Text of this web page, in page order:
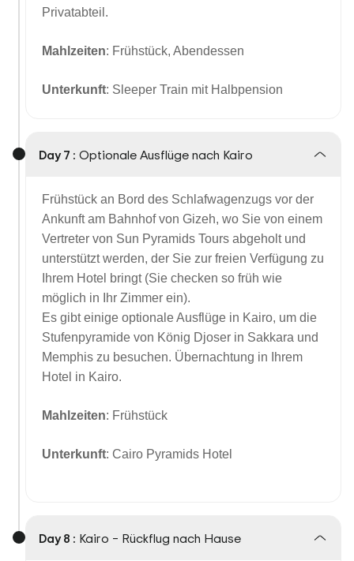
Privatabteil.
Mahlzeiten: Frühstück, Abendessen
Unterkunft: Sleeper Train mit Halbpension
Day 7 : Optionale Ausflüge nach Kairo
Frühstück an Bord des Schlafwagenzugs vor der
Ankunft am Bahnhof von Gizeh, wo Sie von einem
Vertreter von Sun Pyramids Tours abgeholt und
unterstützt werden, der Sie zur freien Verfügung zu
Ihrem Hotel bringt (Sie checken so früh wie
möglich in Ihr Zimmer ein).
Es gibt einige optionale Ausflüge in Kairo, um die
Stufenpyramide von König Djoser in Sakkara und
Memphis zu besuchen. Übernachtung in Ihrem
Hotel in Kairo.
Mahlzeiten: Frühstück
Unterkunft: Cairo Pyramids Hotel
Day 8 : Kairo – Rückflug nach Hause